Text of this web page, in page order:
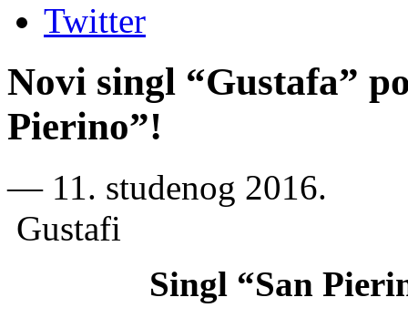
Twitter
Novi singl “Gustafa”
Pierino”!
― 11. studenog 2016.
Gustafi
Singl “San